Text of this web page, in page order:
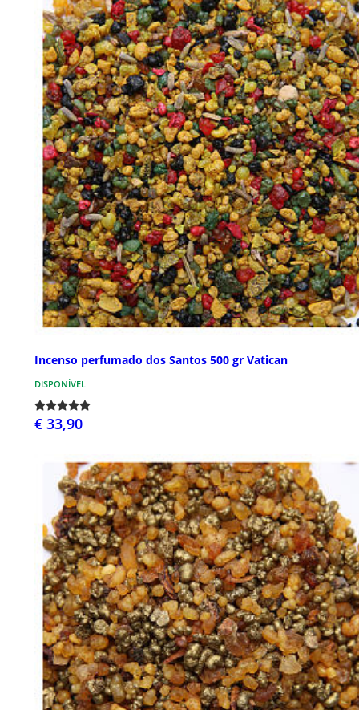
Incenso perfumado dos Santos 500 gr Vatican
DISPONÍVEL
€ 33,90